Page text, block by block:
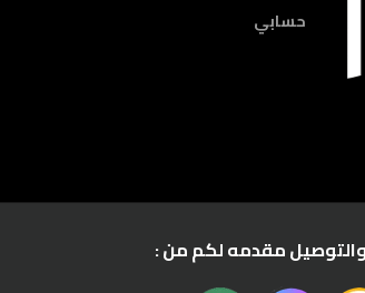
حسابي
مقدمه لكم من :